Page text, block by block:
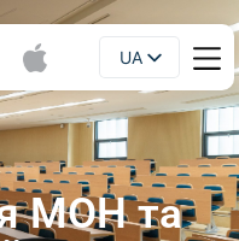
UA
EN
МОН та